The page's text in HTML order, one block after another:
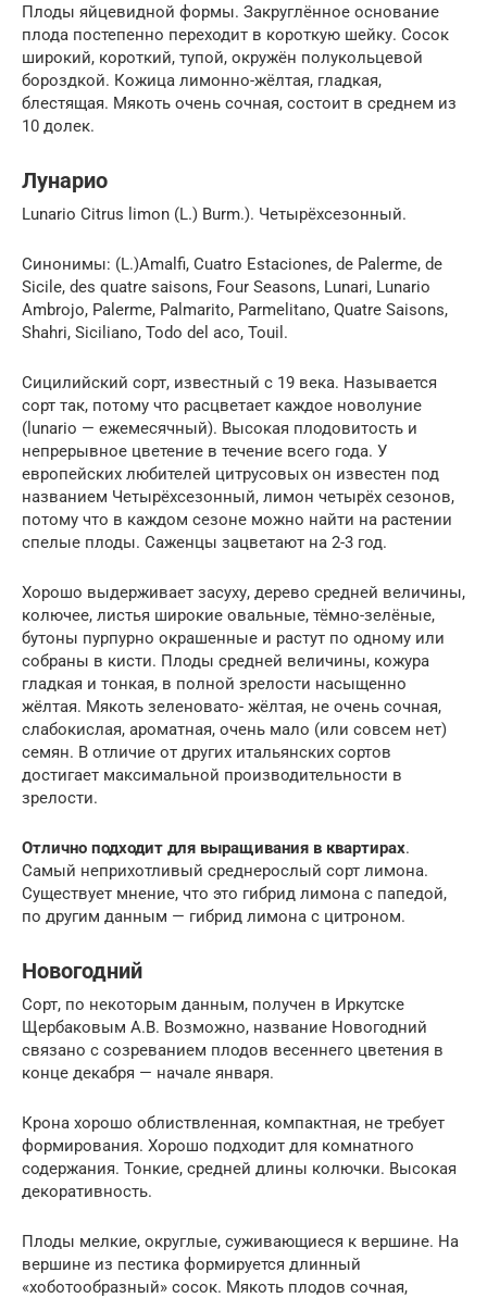
Плоды яйцевидной формы. Закруглённое основание
плода постепенно переходит в короткую шейку. Сосок
широкий, короткий, тупой, окружён полукольцевой
бороздкой. Кожица лимонно-жёлтая, гладкая,
блестящая. Мякоть очень сочная, состоит в среднем из
10 долек.
Лунарио
Lunario Citrus limon (L.) Burm.). Четырёхсезонный.
Синонимы: (L.)Amalfi, Cuatro Estaciones, de Palerme, de
Sicile, des quatre saisons, Four Seasons, Lunari, Lunario
Ambrojo, Palerme, Palmarito, Parmelitano, Quatre Saisons,
Shahri, Siciliano, Todo del aсo, Touil.
Сицилийский сорт, известный с 19 века. Называется
сорт так, потому что расцветает каждое новолуние
(lunario — ежемесячный). Высокая плодовитость и
непрерывное цветение в течение всего года. У
европейских любителей цитрусовых он известен под
названием Четырёхсезонный, лимон четырёх сезонов,
потому что в каждом сезоне можно найти на растении
спелые плоды. Саженцы зацветают на 2-3 год.
Хорошо выдерживает засуху, дерево средней величины,
колючее, листья широкие овальные, тёмно-зелёные,
бутоны пурпурно окрашенные и растут по одному или
собраны в кисти. Плоды средней величины, кожура
гладкая и тонкая, в полной зрелости насыщенно
жёлтая. Мякоть зеленовато- жёлтая, не очень сочная,
слабокислая, ароматная, очень мало (или совсем нет)
семян. В отличие от других итальянских сортов
достигает максимальной производительности в
зрелости.
Отлично подходит для выращивания в квартирах.
Самый неприхотливый среднерослый сорт лимона.
Существует мнение, что это гибрид лимона с папедой,
по другим данным — гибрид лимона с цитроном.
Новогодний
Сорт, по некоторым данным, получен в Иркутске
Щербаковым А.В. Возможно, название Новогодний
связано с созреванием плодов весеннего цветения в
конце декабря — начале января.
Крона хорошо облиствленная, компактная, не требует
формирования. Хорошо подходит для комнатного
содержания. Тонкие, средней длины колючки. Высокая
декоративность.
Плоды мелкие, округлые, суживающиеся к вершине. На
вершине из пестика формируется длинный
«хоботообразный» сосок. Мякоть плодов сочная,